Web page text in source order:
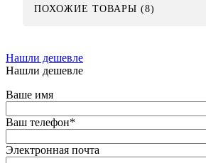
ПОХОЖИЕ ТОВАРЫ (8)
Нашли дешевле
Нашли дешевле
Ваше имя
Ваш телефон*
Электронная почта